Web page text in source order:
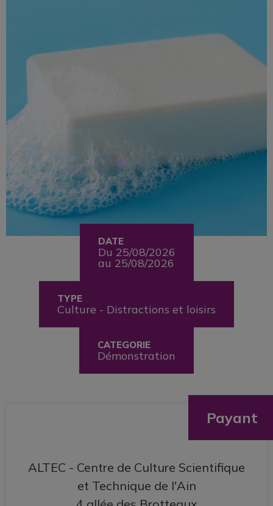
DATE
Du 25/08/2026
au 25/08/2026
TYPE
Culture - Distractions et loisirs
CATEGORIE
Démonstration
Payant
ALTEC - Centre de Culture Scientifique
et Technique de l'Ain